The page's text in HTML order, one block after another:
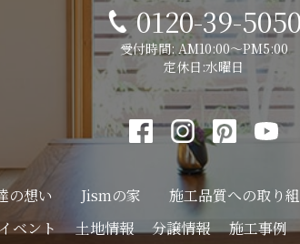
0120-39-5050
受付時間: AM10:00～PM5:00
定休日:水曜日
の想い Jismの家 施工品質への取り
ベント
土地情報 分譲情報 施工事例